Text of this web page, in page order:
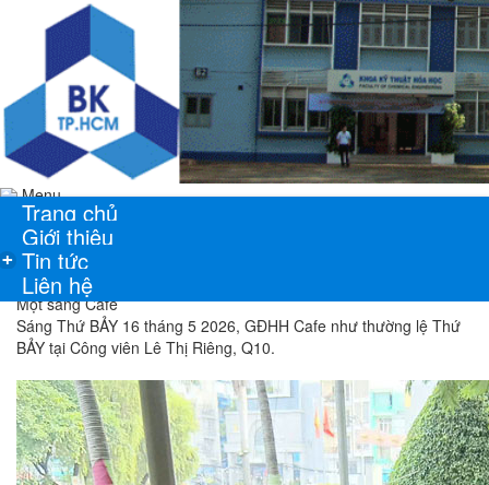
Menu
Trang chủ
Giới thiệu
+ Tin tức
Liên hệ
Một sáng Cafe
Sáng Thứ BẢY 16 tháng 5 2026, GĐHH Cafe như thường lệ Thứ
BẢY tại Công viên Lê Thị Riêng, Q10.